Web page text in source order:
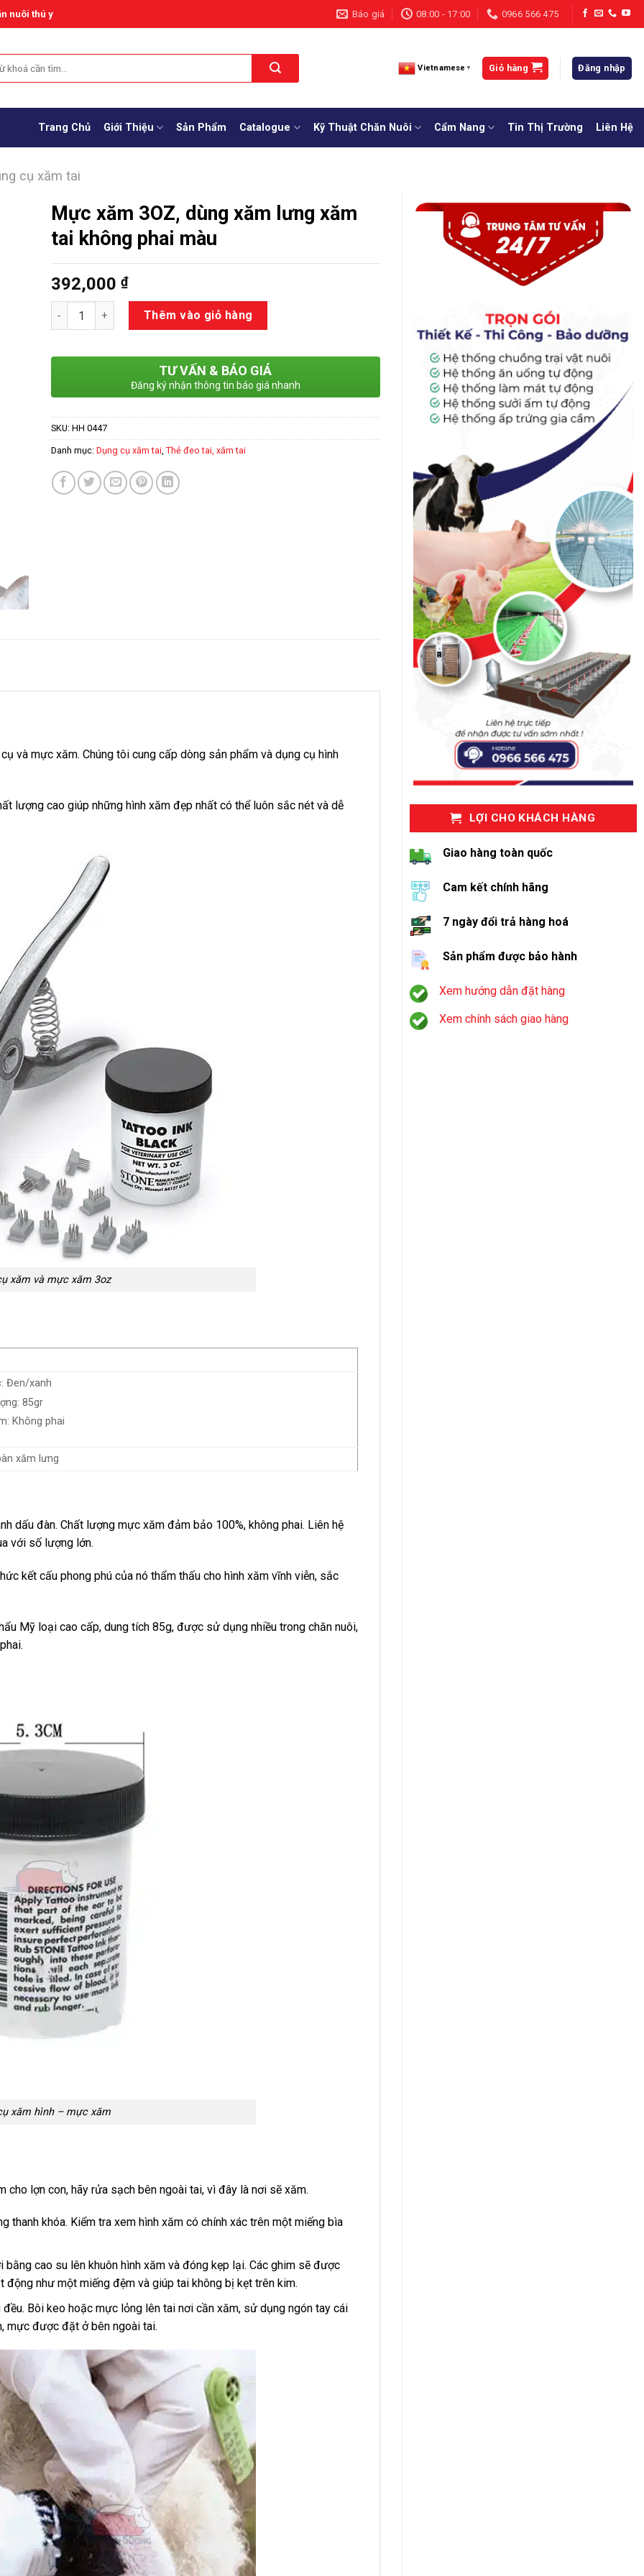
nuôi thú y Báo giá 08:00 - 17:00 0966 566 475
Vietnamese ▼ Giỏ hàng Đăng nhập
Trang Chủ Giới Thiệu Sản Phẩm Catalogue Kỹ Thuật Chăn Nuôi Cẩm Nang Tin Thị Trường Liên Hệ
cụ xăm tai
LỢI CHO KHÁCH HÀNG
Giao hàng toàn quốc
Cam kết chính hãng
7 ngày đổi trả hàng hoá
Sản phẩm được bảo hành
Xem hướng dẫn đặt hàng
Xem chính sách giao hàng
Mực xăm 3OZ, dùng xăm lưng xăm
tai không phai màu
392,000 ₫
Số lượng Thêm vào giỏ hàng
TƯ VẤN & BÁO GIÁ
Đăng ký nhận thông tin báo giá nhanh
SKU: HH 0447
Danh mục: Dụng cụ xăm tai, Thẻ đeo tai, xăm tai
và mực xăm. Chúng tôi cung cấp dòng sản phẩm và dụng cụ hình
lượng cao giúp những hình xăm đẹp nhất có thể luôn sắc nét và dễ
xăm và mực xăm 3oz
Đen/xanh
85gr
Không phai
xăm lưng
dấu đàn. Chất lượng mực xăm đảm bảo 100%, không phai. Liên hệ
với số lượng lớn.
kết cấu phong phú của nó thẩm thấu cho hình xăm vĩnh viễn, sắc
Mỹ loại cao cấp, dung tích 85g, được sử dụng nhiều trong chăn nuôi,
xăm hình – mực xăm
lợn con, hãy rửa sạch bên ngoài tai, vì đây là nơi sẽ xăm.
thanh khóa. Kiểm tra xem hình xăm có chính xác trên một miếng bìa
cao su lên khuôn hình xăm và đóng kẹp lại. Các ghim sẽ được
như một miếng đệm và giúp tai không bị kẹt trên kim.
Bôi keo hoặc mực lỏng lên tai nơi cần xăm, sử dụng ngón tay cái
mực được đặt ở bên ngoài tai.